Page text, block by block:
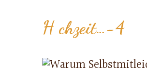
H chzeit…-4